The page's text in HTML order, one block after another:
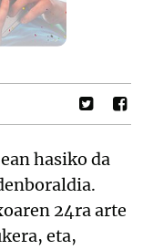
hasiko da
24ra arte
eta,